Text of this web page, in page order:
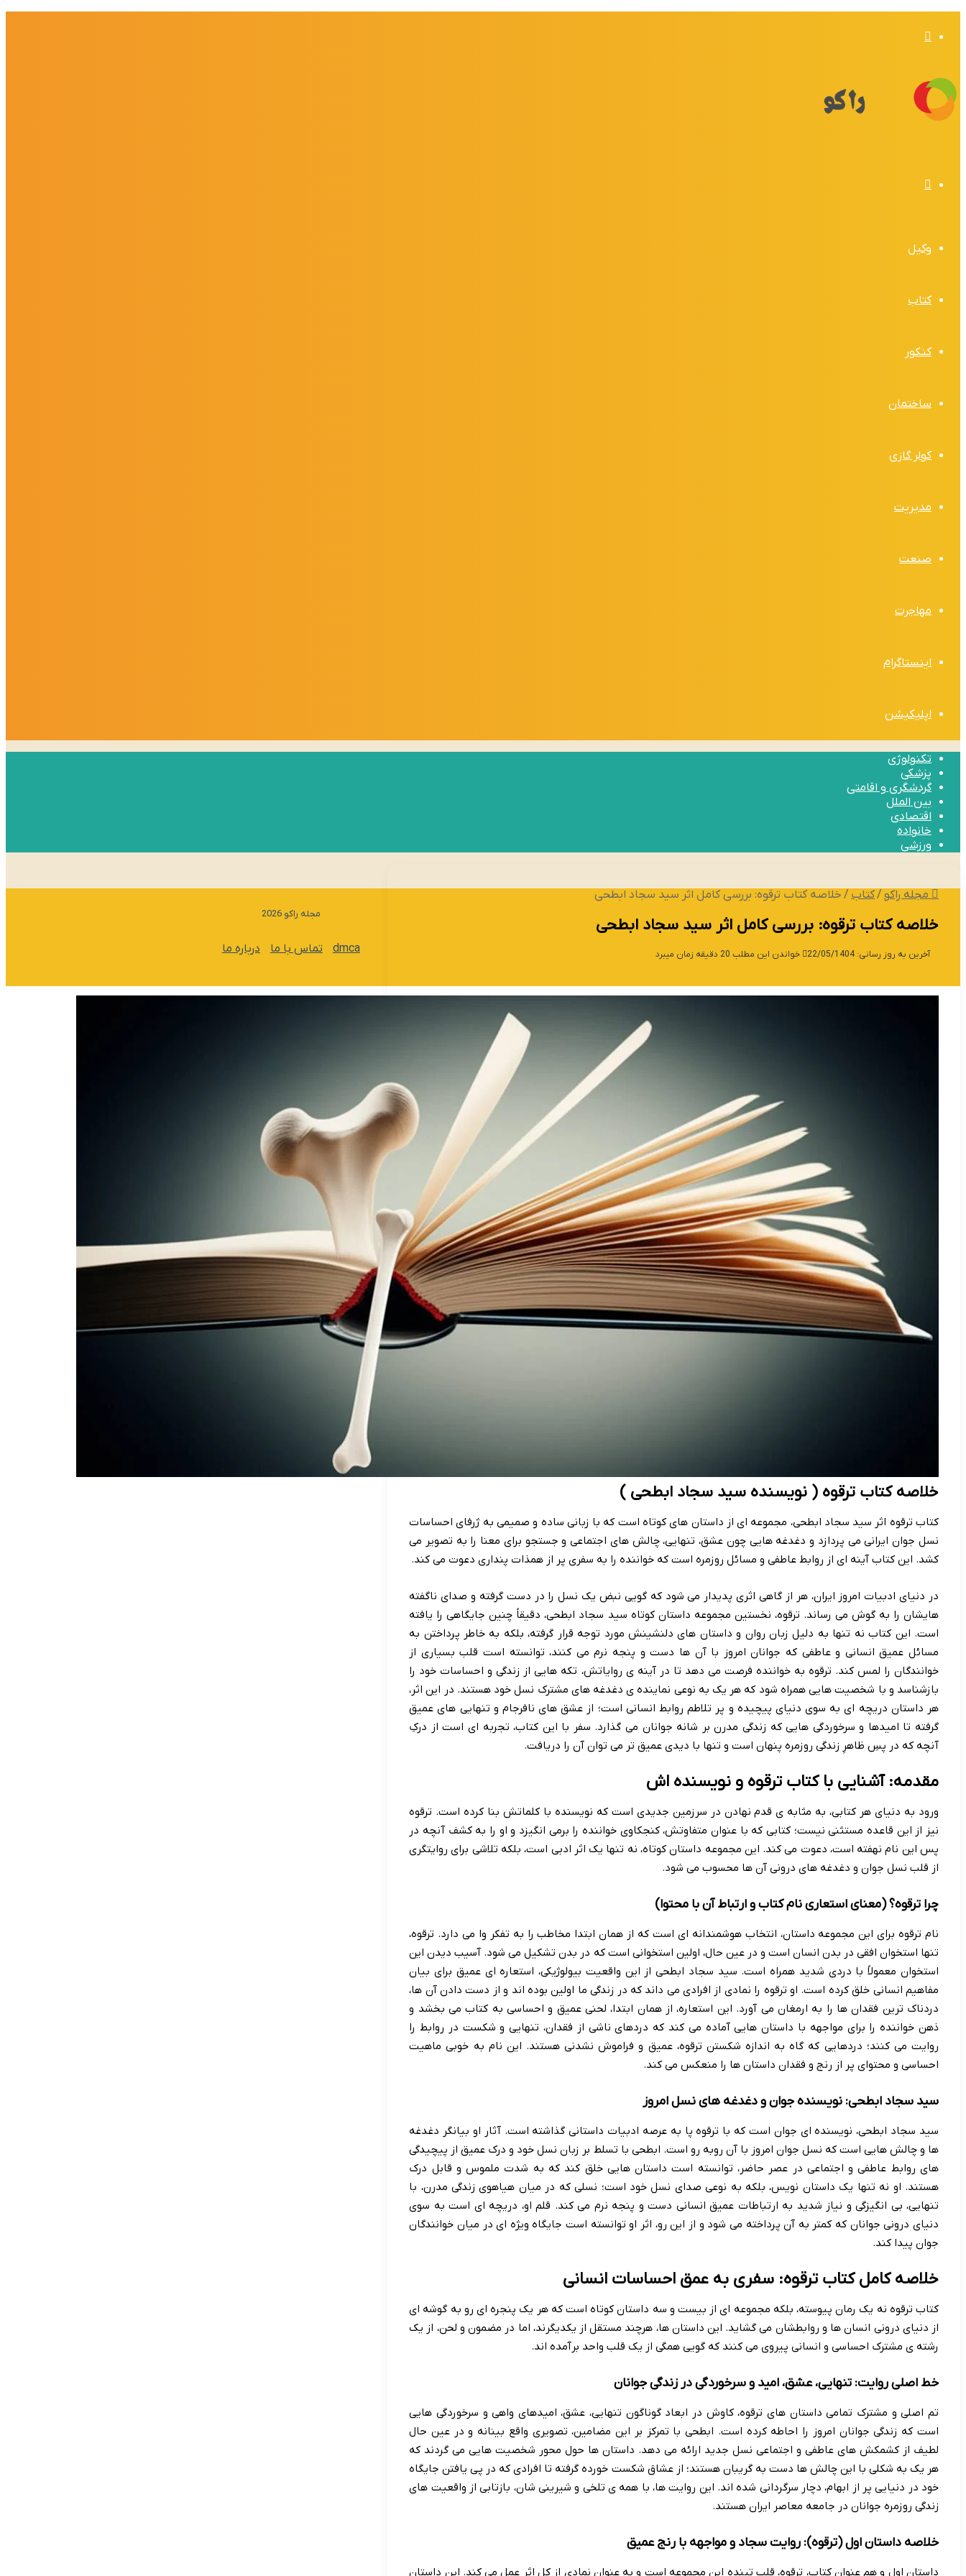
پوسته
وکیل
کتاب
کنکور
ساختمان
کولر گازی
مدیریت
صنعت
مهاجرت
اینستاگرام
اپلیکیشن
تکنولوژی
پزشکی
گردشگری و اقامتی
بین الملل
اقتصادی
خانواده
ورزشی
مجله راکو /کتاب / خلاصه کتاب ترقوه: بررسی کامل اثر سید سجاد ابطحی
خلاصه کتاب ترقوه: بررسی کامل اثر سید سجاد ابطحی
آخرین به روز رسانی: 22/05/1404 خواندن این مطلب 20 دقیقه زمان میبرد
خلاصه کتاب ترقوه ( نویسنده سید سجاد ابطحی )
کتاب ترقوه اثر سید سجاد ابطحی، مجموعه ای از داستان های کوتاه است که با زبانی ساده و صمیمی به ژرفای احساسات
نسل جوان ایرانی می پردازد و دغدغه هایی چون عشق، تنهایی، چالش های اجتماعی و جستجو برای معنا را به تصویر می
کشد. این کتاب آینه ای از روابط عاطفی و مسائل روزمره است که خواننده را به سفری پر از همذات پنداری دعوت می کند.
در دنیای ادبیات امروز ایران، هر از گاهی اثری پدیدار می شود که گویی نبض یک نسل را در دست گرفته و صدای ناگفته
هایشان را به گوش می رساند. ترقوه، نخستین مجموعه داستان کوتاه سید سجاد ابطحی، دقیقاً چنین جایگاهی را یافته
است. این کتاب نه تنها به دلیل زبان روان و داستان های دلنشینش مورد توجه قرار گرفته، بلکه به خاطر پرداختن به
مسائل عمیق انسانی و عاطفی که جوانان امروز با آن ها دست و پنجه نرم می کنند، توانسته است قلب بسیاری از
خوانندگان را لمس کند. ترقوه به خواننده فرصت می دهد تا در آینه ی روایاتش، تکه هایی از زندگی و احساسات خود را
بازشناسد و با شخصیت هایی همراه شود که هر یک به نوعی نماینده ی دغدغه های مشترک نسل خود هستند. در این اثر،
هر داستان دریچه ای به سوی دنیای پیچیده و پر تلاطم روابط انسانی است؛ از عشق های نافرجام و تنهایی های عمیق
گرفته تا امیدها و سرخوردگی هایی که زندگی مدرن بر شانه جوانان می گذارد. سفر با این کتاب، تجربه ای است از درکِ
آنچه که در پسِ ظاهرِ زندگی روزمره پنهان است و تنها با دیدی عمیق تر می توان آن را دریافت.
مقدمه: آشنایی با کتاب ترقوه و نویسنده اش
ورود به دنیای هر کتابی، به مثابه ی قدم نهادن در سرزمین جدیدی است که نویسنده با کلماتش بنا کرده است. ترقوه
نیز از این قاعده مستثنی نیست؛ کتابی که با عنوان متفاوتش، کنجکاوی خواننده را برمی انگیزد و او را به کشف آنچه در
پس این نام نهفته است، دعوت می کند. این مجموعه داستان کوتاه، نه تنها یک اثر ادبی است، بلکه تلاشی برای روایتگری
از قلب نسل جوان و دغدغه های درونی آن ها محسوب می شود.
چرا ترقوه؟ (معنای استعاری نام کتاب و ارتباط آن با محتوا)
نام ترقوه برای این مجموعه داستان، انتخاب هوشمندانه ای است که از همان ابتدا مخاطب را به تفکر وا می دارد. ترقوه،
تنها استخوان افقی در بدن انسان است و در عین حال، اولین استخوانی است که در بدن تشکیل می شود. آسیب دیدن این
استخوان معمولاً با دردی شدید همراه است. سید سجاد ابطحی از این واقعیت بیولوژیکی، استعاره ای عمیق برای بیان
مفاهیم انسانی خلق کرده است. او ترقوه را نمادی از افرادی می داند که در زندگی ما اولین بوده اند و از دست دادن آن ها،
دردناک ترین فقدان ها را به ارمغان می آورد. این استعاره، از همان ابتدا، لحنی عمیق و احساسی به کتاب می بخشد و
ذهن خواننده را برای مواجهه با داستان هایی آماده می کند که دردهای ناشی از فقدان، تنهایی و شکست در روابط را
روایت می کنند؛ دردهایی که گاه به اندازه شکستن ترقوه، عمیق و فراموش نشدنی هستند. این نام به خوبی ماهیت
احساسی و محتوای پر از رنج و فقدان داستان ها را منعکس می کند.
سید سجاد ابطحی: نویسنده جوان و دغدغه های نسل امروز
سید سجاد ابطحی، نویسنده ای جوان است که با ترقوه پا به عرصه ادبیات داستانی گذاشته است. آثار او بیانگر دغدغه
ها و چالش هایی است که نسل جوان امروز با آن روبه رو است. ابطحی با تسلط بر زبان نسل خود و درک عمیق از پیچیدگی
های روابط عاطفی و اجتماعی در عصر حاضر، توانسته است داستان هایی خلق کند که به شدت ملموس و قابل درک
هستند. او نه تنها یک داستان نویس، بلکه به نوعی صدای نسل خود است؛ نسلی که در میان هیاهوی زندگی مدرن، با
تنهایی، بی انگیزگی و نیاز شدید به ارتباطات عمیق انسانی دست و پنجه نرم می کند. قلم او، دریچه ای است به سوی
دنیای درونی جوانان که کمتر به آن پرداخته می شود و از این رو، اثر او توانسته است جایگاه ویژه ای در میان خوانندگان
جوان پیدا کند.
خلاصه کامل کتاب ترقوه: سفری به عمق احساسات انسانی
کتاب ترقوه نه یک رمان پیوسته، بلکه مجموعه ای از بیست و سه داستان کوتاه است که هر یک پنجره ای رو به گوشه ای
از دنیای درونی انسان ها و روابطشان می گشاید. این داستان ها، هرچند مستقل از یکدیگرند، اما در مضمون و لحن، از یک
رشته ی مشترک احساسی و انسانی پیروی می کنند که گویی همگی از یک قلب واحد برآمده اند.
خط اصلی روایت: تنهایی، عشق، امید و سرخوردگی در زندگی جوانان
تم اصلی و مشترک تمامی داستان های ترقوه، کاوش در ابعاد گوناگون تنهایی، عشق، امیدهای واهی و سرخوردگی هایی
است که زندگی جوانان امروز را احاطه کرده است. ابطحی با تمرکز بر این مضامین، تصویری واقع بینانه و در عین حال
لطیف از کشمکش های عاطفی و اجتماعی نسل جدید ارائه می دهد. داستان ها حول محور شخصیت هایی می گردند که
هر یک به شکلی با این چالش ها دست به گریبان هستند؛ از عشاق شکست خورده گرفته تا افرادی که در پی یافتن جایگاه
خود در دنیایی پر از ابهام، دچار سرگردانی شده اند. این روایت ها، با همه ی تلخی و شیرینی شان، بازتابی از واقعیت های
زندگی روزمره جوانان در جامعه معاصر ایران هستند.
خلاصه داستان اول (ترقوه): روایت سجاد و مواجهه با رنج عمیق
داستان اول و هم عنوان کتاب، ترقوه، قلب تپنده این مجموعه است و به عنوان نمادی از کل اثر عمل می کند. این داستان
مجله راکو 2026
dmca تماس با ما درباره ما